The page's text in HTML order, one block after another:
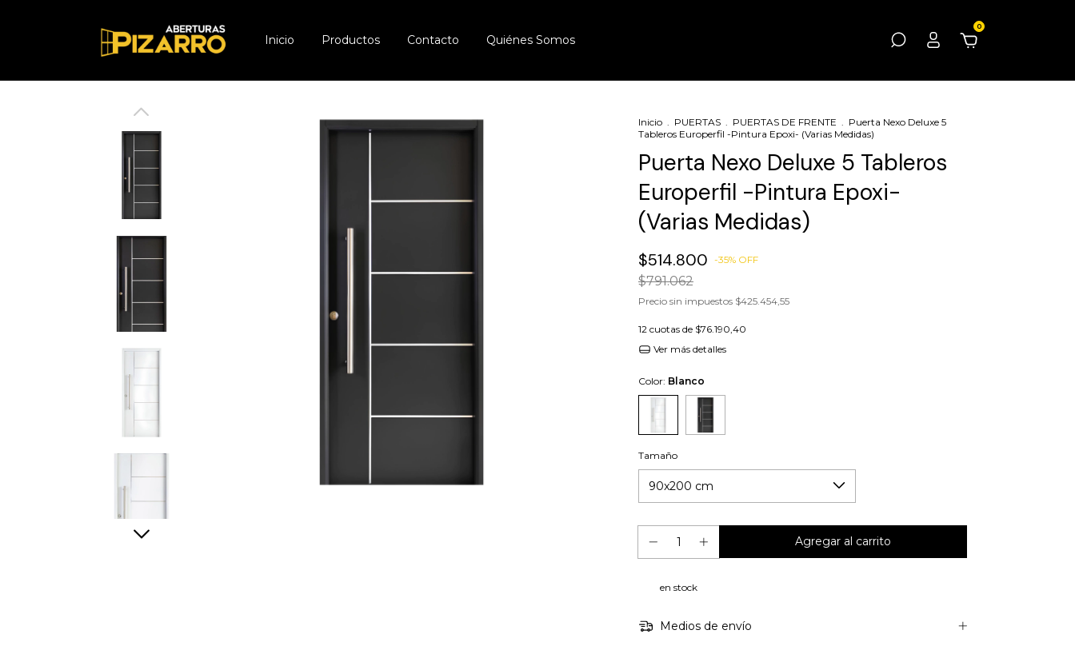
Inicio Productos Contacto Quiénes Somos
0
Inicio . PUERTAS . PUERTAS DE FRENTE . Puerta Nexo Deluxe 5
Tableros Europerfil -Pintura Epoxi- (Varias Medidas)
Puerta Nexo Deluxe 5 Tableros
Europerfil -Pintura Epoxi-
(Varias Medidas)
$514.800 -35% OFF
$791.062
Precio sin impuestos $425.454,55
12 cuotas de $76.190,40
Ver más detalles
Color: Blanco
Tamaño
en stock
Medios de envío